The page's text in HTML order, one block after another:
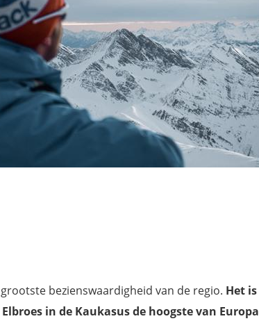
bezienswaardigheid van de regio. Het is
in de Kaukasus de hoogste van Europa